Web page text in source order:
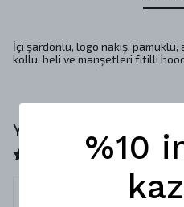
İçi şardonlu, logo nakış,
kollu, beli ve manşetleri fitilli
Yorumlar
2
%10